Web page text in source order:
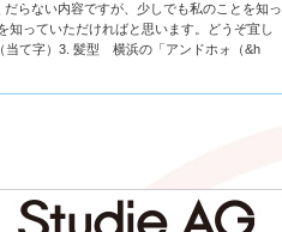
らない内容ですが、少しでも私のことを知っ
っていただければと思います。どうぞ宜し
当て字）3. 髪型 横浜の「アンドホォ（&h